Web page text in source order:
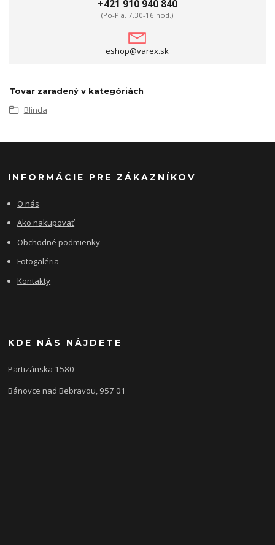
+421 910 940 840
(Po-Pia, 7.30-16 hod.)
eshop@varex.sk
Tovar zaradený v kategóriách
Blinda
INFORMÁCIE PRE ZÁKAZNÍKOV
O nás
Ako nakupovať
Obchodné podmienky
Fotogaléria
Kontakty
KDE NÁS NÁJDETE
Partizánska 1580
Bánovce nad Bebravou, 957 01